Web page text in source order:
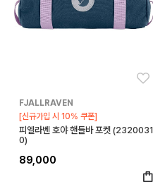
FJALLRAVEN
[신규가입 시 10% 쿠폰]
피엘라벤 호야 핸들바 포켓 (2320031
0)
89,000